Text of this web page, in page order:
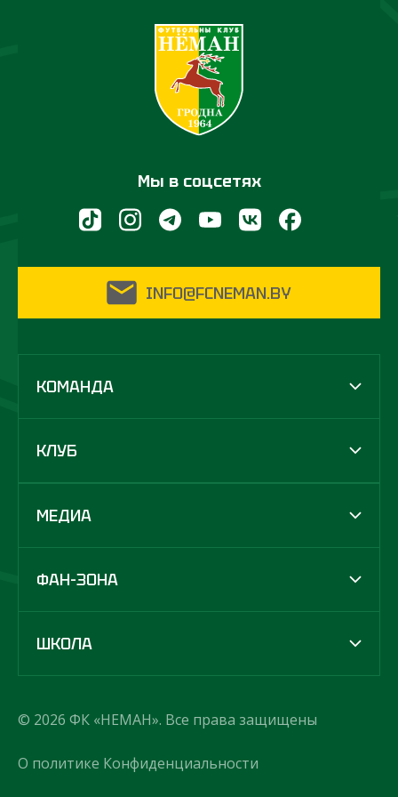
Мы в соцсетях
INFO@FCNEMAN.BY
КОМАНДА
КЛУБ
МЕДИА
ФАН-ЗОНА
ШКОЛА
© 2026 ФК «НЕМАН». Все права защищены
О политике Конфиденциальности